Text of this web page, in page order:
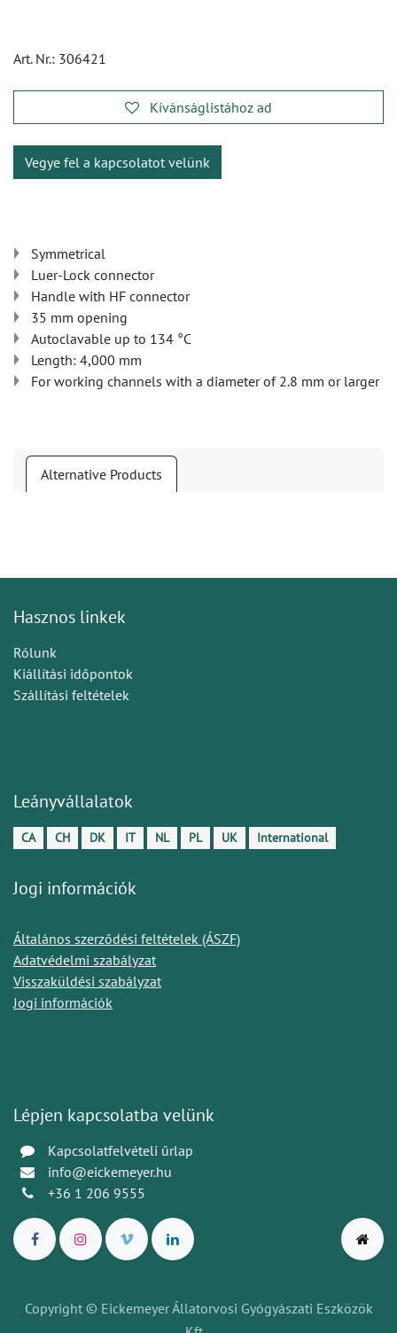
Art. Nr.: 306421
Kívánságlistához ad
Vegye fel a kapcsolatot velünk
Symmetrical
Luer-Lock connector
Handle with HF connector
35 mm opening
Autoclavable up to 134 °C
Length: 4,000 mm
For working channels with a diameter of 2.8 mm or larger
Alternative Products
Hasznos linkek
Rólunk
Kiállítási időpontok
Szállítási feltételek
Leányvállalatok
CA CH DK IT NL PL UK International
Jogi információk
Általános szerződési feltételek (ÁSZF)
Adatvédelmi szabályzat
Visszaküldési szabályzat
Jogi információk
Lépjen kapcsolatba velünk
Kapcsolatfelvételi űrlap
info@eickemeyer.hu
+36 1 206 9555
Copyright © Eickemeyer Állatorvosi Gyógyászati Eszközök